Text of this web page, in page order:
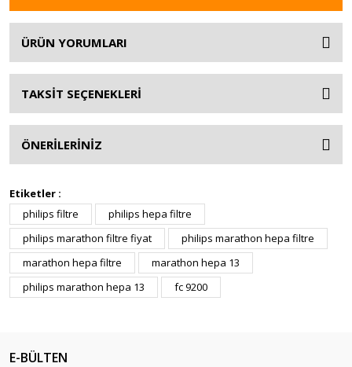
ÜRÜN YORUMLARI
TAKSİT SEÇENEKLERİ
ÖNERİLERİNİZ
Etiketler :
philips filtre
philips hepa filtre
philips marathon filtre fiyat
philips marathon hepa filtre
marathon hepa filtre
marathon hepa 13
philips marathon hepa 13
fc 9200
E-BÜLTEN